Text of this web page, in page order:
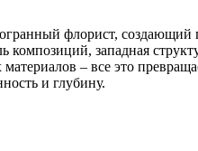
флорист, создающий
композиций, западная
материалов – все это
и глубину.